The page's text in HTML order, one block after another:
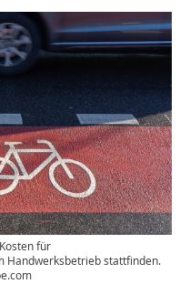
für
Handwerksbetrieb stattfinden.